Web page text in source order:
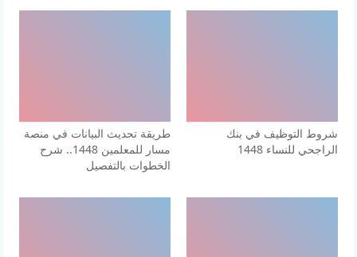
شروط التوظيف في بنك
الراجحي للنساء 1448
طريقة تحديث البيانات في منصة
مسار للمعلمين 1448.. شرح
الخطوات بالتفصيل